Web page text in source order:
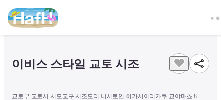
이비스 스타일 교토 시조
교토부 교토시 시모교구 시조도리 니시토인 히가시이리카쿠 교야마쵸 8